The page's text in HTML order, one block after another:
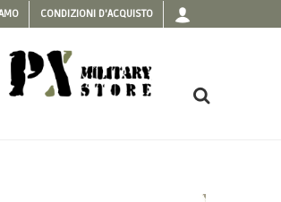
CONDIZIONI D'ACQUISTO